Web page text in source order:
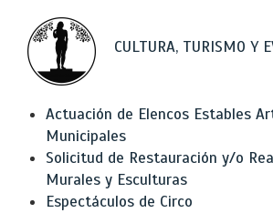
CULTURA, TURISMO Y
Actuación de Elencos Estables
Municipales
Solicitud de Restauración y/o
Murales y Esculturas
Espectáculos de Circo